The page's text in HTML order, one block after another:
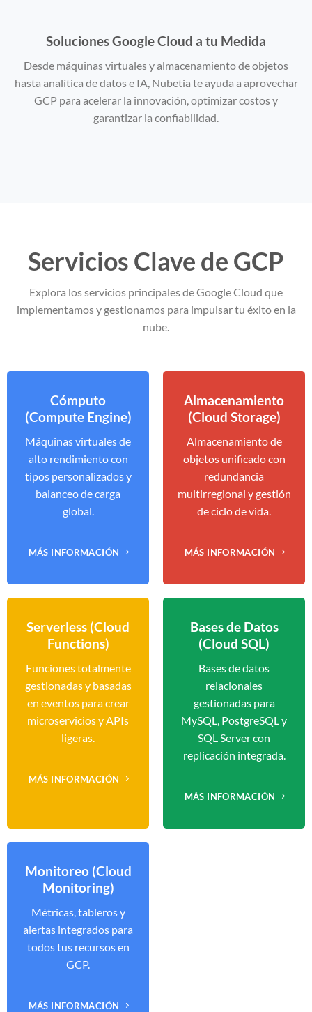
Soluciones Google Cloud a tu Medida
Desde máquinas virtuales y almacenamiento de objetos
hasta analítica de datos e IA, Nubetia te ayuda a aprovechar
GCP para acelerar la innovación, optimizar costos y
garantizar la confiabilidad.
Servicios Clave de GCP
Explora los servicios principales de Google Cloud que
implementamos y gestionamos para impulsar tu éxito en la
nube.
Cómputo
(Compute Engine)
Máquinas virtuales de
alto rendimiento con
tipos personalizados y
balanceo de carga
global.
MÁS INFORMACIÓN
Almacenamiento
(Cloud Storage)
Almacenamiento de
objetos unificado con
redundancia
multirregional y gestión
de ciclo de vida.
MÁS INFORMACIÓN
Serverless (Cloud
Functions)
Funciones totalmente
gestionadas y basadas
en eventos para crear
microservicios y APIs
ligeras.
MÁS INFORMACIÓN
Bases de Datos
(Cloud SQL)
Bases de datos
relacionales
gestionadas para
MySQL, PostgreSQL y
SQL Server con
replicación integrada.
MÁS INFORMACIÓN
Monitoreo (Cloud
Monitoring)
Métricas, tableros y
alertas integrados para
todos tus recursos en
GCP.
MÁS INFORMACIÓN